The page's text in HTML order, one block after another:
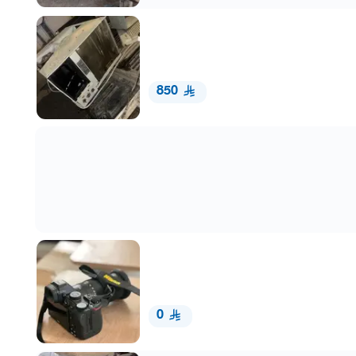
850
0